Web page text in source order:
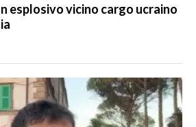
esplosivo vicino cargo ucraino